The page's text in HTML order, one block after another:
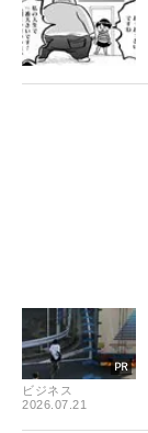
ビジネス
2026.07.21